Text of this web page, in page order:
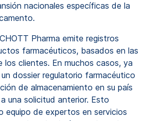
nacionales específicas de la
Pharma emite registros
farmacéuticos, basados en las
los clientes. En muchos casos, ya
dossier regulatorio farmacéutico
de almacenamiento en su país
una solicitud anterior. Esto
equipo de expertos en servicios